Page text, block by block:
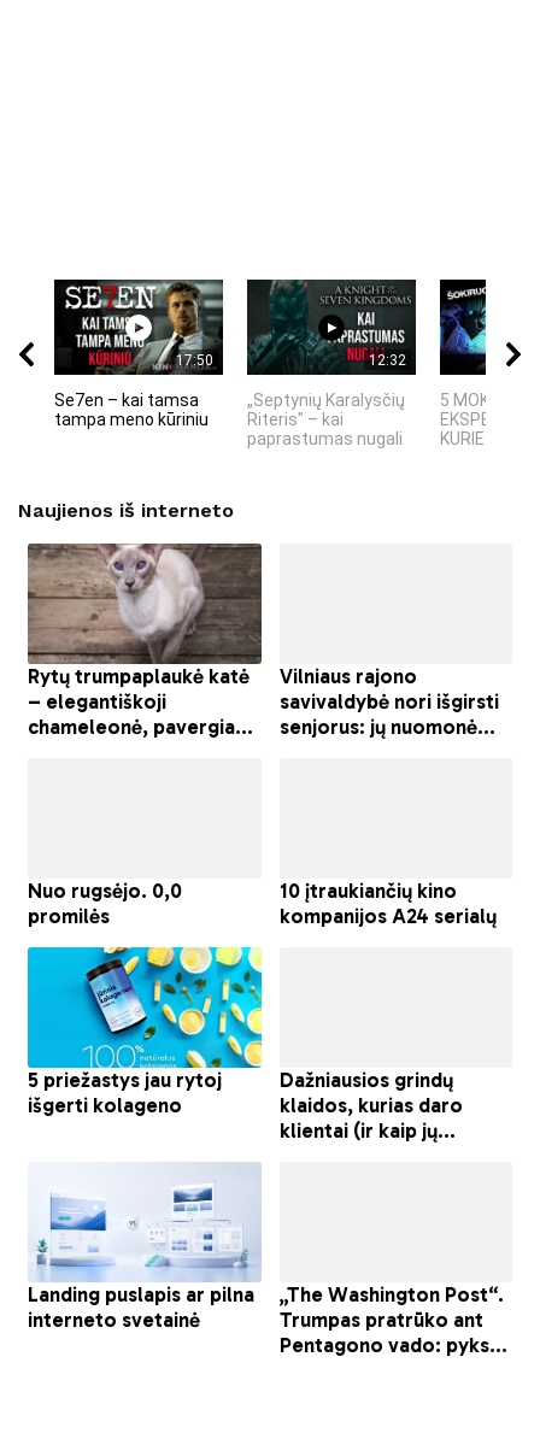
17:50
Se7en – kai tamsa
tampa meno kūriniu
12:32
„Septynių Karalysčių
Riteris" – kai
paprastumas nugali
5 MOKSLINIAI
KURIE
Naujienos iš interneto